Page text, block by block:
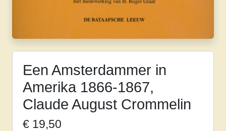
Een Amsterdammer in
Amerika 1866-1867,
Claude August Crommelin
€ 19,50